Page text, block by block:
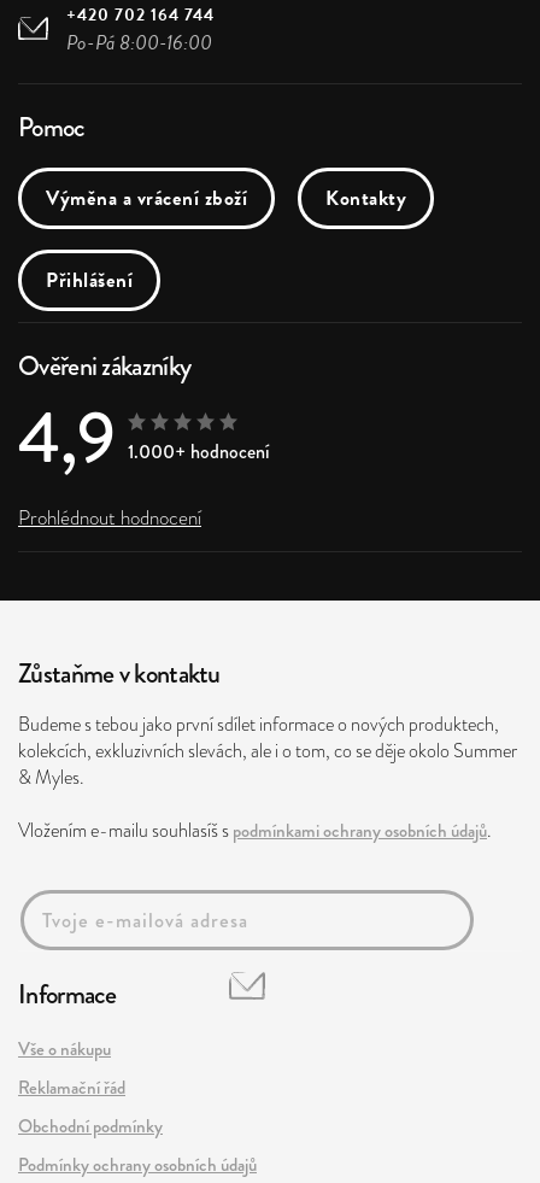
+420 702 164 744
Po-Pá 8:00-16:00
Pomoc
Výměna a vrácení zboží Kontakty
Přihlášení
Ověřeni zákazníky
4,9 1.000+ hodnocení
Prohlédnout hodnocení
Zůstaňme v kontaktu
Budeme s tebou jako první sdílet informace o nových produktech,
kolekcích, exkluzivních slevách, ale i o tom, co se děje okolo Summer
& Myles.
Vložením e-mailu souhlasíš spodmínkami ochrany osobních údajů.
Informace
Vše o nákupu
Reklamační řád
Obchodní podmínky
Podmínky ochrany osobních údajů